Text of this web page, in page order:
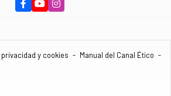
y cookies - Manual del Canal Ético -